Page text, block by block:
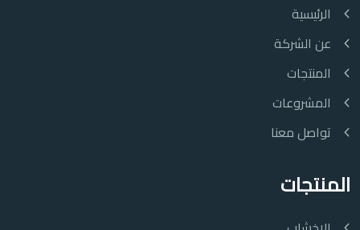
الرئيسية
عن الشركة
المنتجات
المشروعات
تواصل معنا
المنتجات